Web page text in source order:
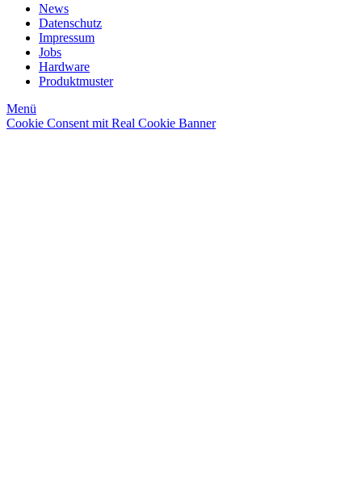
News
Datenschutz
Impressum
Jobs
Hardware
Produktmuster
Menü
Cookie Consent mit Real Cookie Banner